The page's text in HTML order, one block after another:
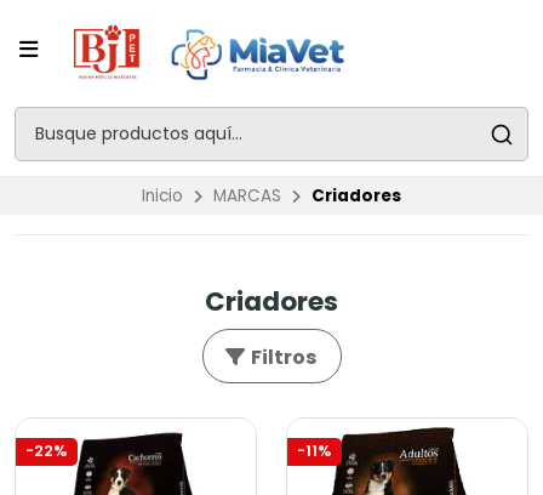
Inicio MARCAS Criadores
Criadores
Filtros
-22% -11%